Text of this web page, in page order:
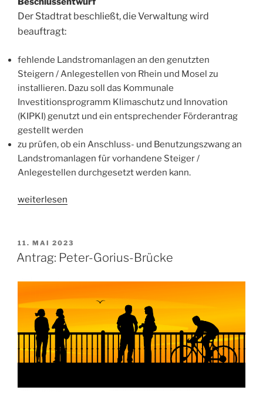
Der Stadtrat beschließt, die Verwaltung wird
beauftragt:
fehlende Landstromanlagen an den genutzten
Steigern / Anlegestellen von Rhein und Mosel zu
installieren. Dazu soll das Kommunale
Investitionsprogramm Klimaschutz und Innovation
(KIPKI) genutzt und ein entsprechender Förderantrag
gestellt werden
zu prüfen, ob ein Anschluss- und Benutzungszwang an
Landstromanlagen für vorhandene Steiger /
Anlegestellen durchgesetzt werden kann.
„Antrag:
Schiffe
auf
&
weiterlesen
VERÖFFENTLICHT
AM
11. MAI 2023
Antrag: Peter-Gorius-Brücke